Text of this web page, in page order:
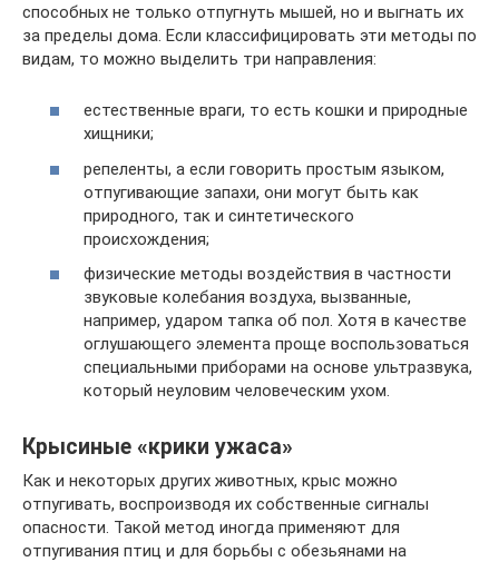
способных не только отпугнуть мышей, но и выгнать их
за пределы дома. Если классифицировать эти методы по
видам, то можно выделить три направления:
естественные враги, то есть кошки и природные
хищники;
репеленты, а если говорить простым языком,
отпугивающие запахи, они могут быть как
природного, так и синтетического
происхождения;
физические методы воздействия в частности
звуковые колебания воздуха, вызванные,
например, ударом тапка об пол. Хотя в качестве
оглушающего элемента проще воспользоваться
специальными приборами на основе ультразвука,
который неуловим человеческим ухом.
Крысиные «крики ужаса»
Как и некоторых других животных, крыс можно
отпугивать, воспроизводя их собственные сигналы
опасности. Такой метод иногда применяют для
отпугивания птиц и для борьбы с обезьянами на